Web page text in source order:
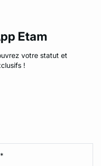
Etam
votre statut et
!